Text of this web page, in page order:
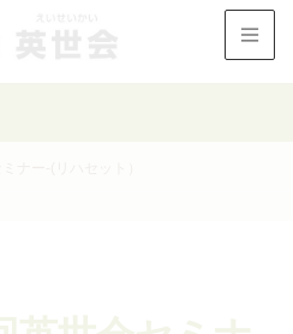
ナー-(リハセット）